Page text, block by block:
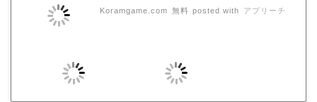
Koramgame.com 無料 posted with アプリーチ